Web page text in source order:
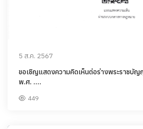
5 ส.ค. 2567
ขอเชิญแสดงความคิดเห็นต่อร่างพระราชบั
พ.ศ. ....
449